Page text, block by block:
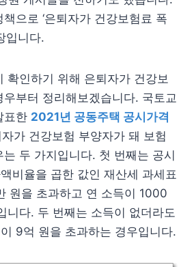
으로 ‘은퇴자가 건강보험료 폭
입니다.
확인하기 위해 은퇴자가 건강보
부터 정리해보겠습니다. 국토교
표한 2021년 공동주택 공시가격
가 건강보험 부양자가 돼 보험
두 가지입니다. 첫 번째는 공시
비율을 곱한 값인 재산세 과세표
원을 초과하고 연 소득이 1000
니다. 두 번째는 소득이 없더라도
9억 원을 초과하는 경우입니다.